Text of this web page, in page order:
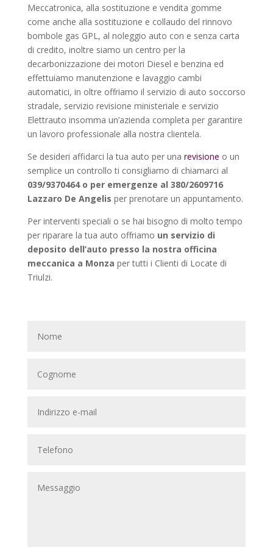
Meccatronica, alla sostituzione e vendita gomme
come anche alla sostituzione e collaudo del rinnovo
bombole gas GPL, al noleggio auto con e senza carta
di credito, inoltre siamo un centro per la
decarbonizzazione dei motori Diesel e benzina ed
effettuiamo manutenzione e lavaggio cambi
automatici, in oltre offriamo il servizio di auto soccorso
stradale, servizio revisione ministeriale e servizio
Elettrauto insomma un’azienda completa per garantire
un lavoro professionale alla nostra clientela.
Se desideri affidarci la tua auto per una revisione o un
semplice un controllo ti consigliamo di chiamarci al
039/9370464 o per emergenze al 380/2609716
Lazzaro De Angelis per prenotare un appuntamento.
Per interventi speciali o se hai bisogno di molto tempo
per riparare la tua auto offriamo un servizio di
deposito dell’auto presso la nostra officina
meccanica a Monza per tutti i Clienti di Locate di
Triulzi.